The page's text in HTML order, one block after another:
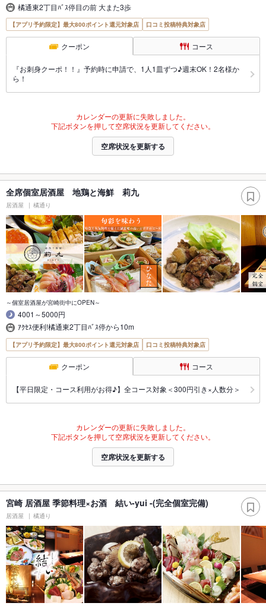
橘通東2丁目ﾊﾞｽ停目の前 大また3歩
【アプリ予約限定】最大800ポイント還元対象店 口コミ投稿特典対象店
クーポン コース
『お刺身クーポ！！』予約時に申請で、1人1皿ずつ♪週末OK！2名様か
ら！
カレンダーの更新に失敗しました。
下記ボタンを押して空席状況を更新してください。
空席状況を更新する
全席個室居酒屋 地鶏と海鮮 莉九
居酒屋 橘通り
～個室居酒屋が宮崎街中にOPEN～
4001～5000円
ｱｸｾｽ便利!橘通東2丁目ﾊﾞｽ停から10m
【アプリ予約限定】最大800ポイント還元対象店 口コミ投稿特典対象店
クーポン コース
【平日限定・コース利用がお得♪】全コース対象＜300円引き×人数分＞
カレンダーの更新に失敗しました。
下記ボタンを押して空席状況を更新してください。
空席状況を更新する
宮崎 居酒屋 季節料理×お酒 結い-yui -(完全個室完備)
居酒屋 橘通り